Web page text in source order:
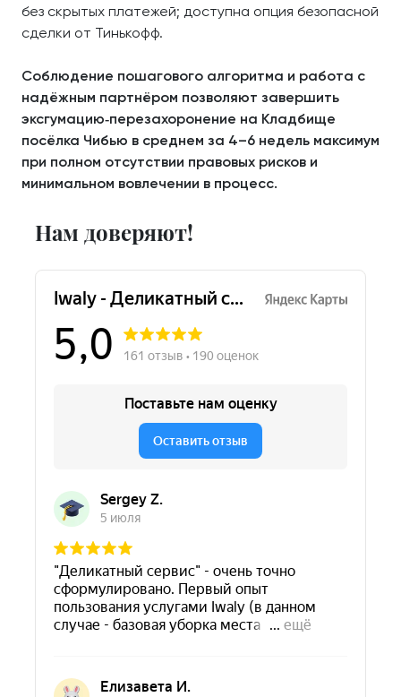
без скрытых платежей; доступна опция безопасной
сделки от Тинькофф.
Соблюдение пошагового алгоритма и работа с
надёжным партнёром позволяют завершить
эксгумацию‑перезахоронение на Кладбище
посёлка Чибью в среднем за 4–6 недель максимум
при полном отсутствии правовых рисков и
минимальном вовлечении в процесс.
Нам доверяют!